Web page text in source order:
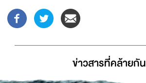
ข่าวสารที่่คล้ายกัน